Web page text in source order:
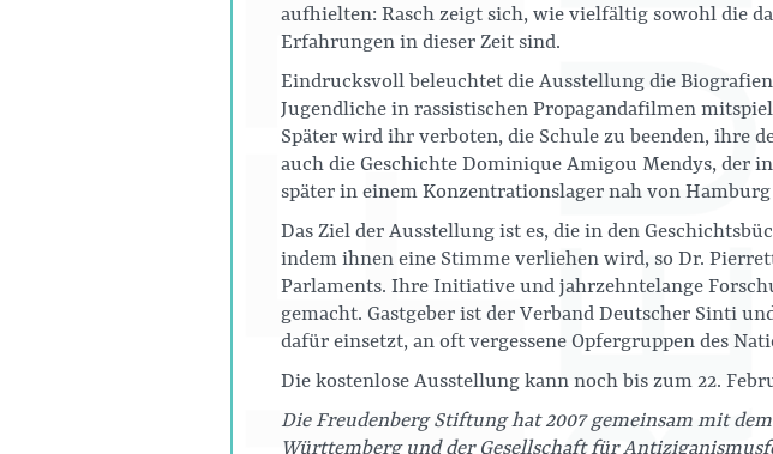
aufhielten: Rasch zeigt sich, wie vielfältig sowohl die
Erfahrungen in dieser Zeit sind.
Eindrucksvoll beleuchtet die Ausstellung die
Jugendliche in rassistischen Propagandafilmen
Später wird ihr verboten, die Schule zu beenden, ihre
auch die Geschichte Dominique Amigou Mendys, der
später in einem Konzentrationslager nah von
Das Ziel der Ausstellung ist es, die in den
indem ihnen eine Stimme verliehen wird, so Dr.
Parlaments. Ihre Initiative und jahrzehntelange
gemacht. Gastgeber ist der Verband Deutscher Sinti
dafür einsetzt, an oft vergessene Opfergruppen des
Die kostenlose Ausstellung kann noch bis zum 22.
Die Freudenberg Stiftung hat 2007 gemeinsam mit
Württemberg und der Gesellschaft für